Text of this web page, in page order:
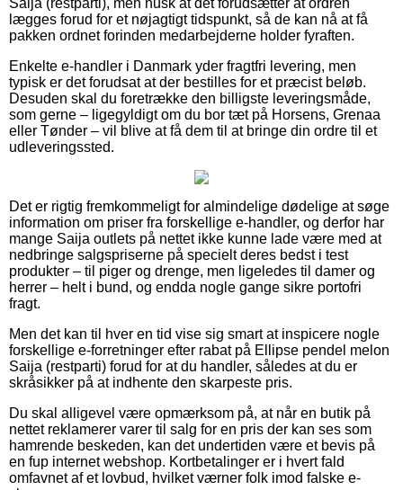
lægges forud for et nøjagtigt tidspunkt, så de kan nå at få
pakken ordnet forinden medarbejderne holder fyraften.
Enkelte e-handler i Danmark yder fragtfri levering, men
typisk er det forudsat at der bestilles for et præcist beløb.
Desuden skal du foretrække den billigste leveringsmåde,
som gerne – ligegyldigt om du bor tæt på Horsens, Grenaa
eller Tønder – vil blive at få dem til at bringe din ordre til et
udleveringssted.
Det er rigtig fremkommeligt for almindelige dødelige at søge
information om priser fra forskellige e-handler, og derfor har
mange Saija outlets på nettet ikke kunne lade være med at
nedbringe salgspriserne på specielt deres bedst i test
produkter – til piger og drenge, men ligeledes til damer og
herrer – helt i bund, og endda nogle gange sikre portofri
fragt.
Men det kan til hver en tid vise sig smart at inspicere nogle
forskellige e-forretninger efter rabat på Ellipse pendel melon
Saija (restparti) forud for at du handler, således at du er
skråsikker på at indhente den skarpeste pris.
Du skal alligevel være opmærksom på, at når en butik på
nettet reklamerer varer til salg for en pris der kan ses som
hamrende beskeden, kan det undertiden være et bevis på
en fup internet webshop. Kortbetalinger er i hvert fald
omfavnet af et lovbud, hvilket værner folk imod falske e-